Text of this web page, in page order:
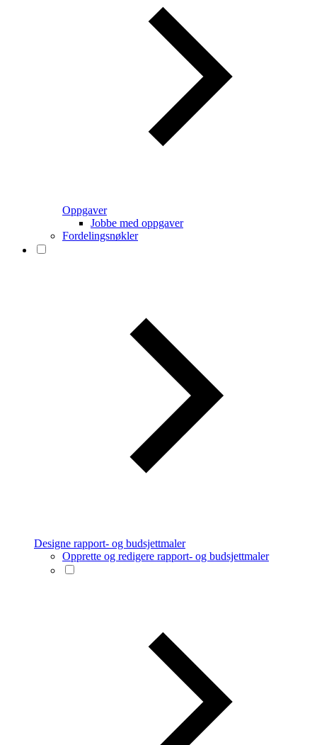
Oppgaver
Jobbe med oppgaver
Fordelingsnøkler
Designe rapport- og budsjettmaler
Opprette og redigere rapport- og budsjettmaler